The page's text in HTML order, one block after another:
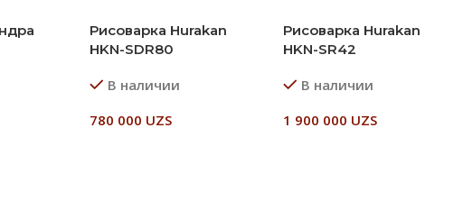
Рисоварка Hurakan
HKN-SDR80
В наличии
780 000 UZS
Рисоварка Hurakan
HKN-SR42
В наличии
1 900 000 UZS